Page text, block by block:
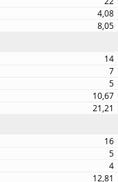
4,08
8,05
14
7
5
10,67
21,21
16
5
4
12,81